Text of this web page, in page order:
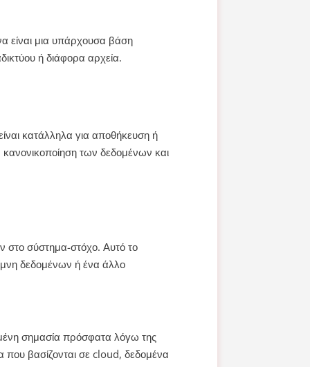
είναι μια υπάρχουσα βάση
ή διάφορα αρχεία.
κατάλληλα για αποθήκευση ή
των δεδομένων και
στο σύστημα-στόχο. Αυτό το
δεδομένων ή ένα άλλο
σημασία πρόσφατα λόγω της
που βασίζονται σε cloud, δεδομένα